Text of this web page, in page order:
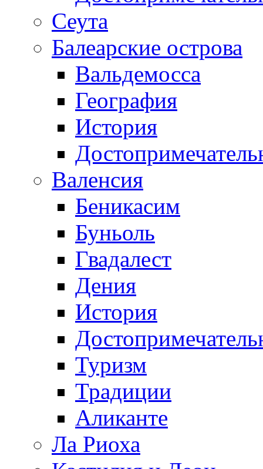
Сеута
Балеарские острова
Вальдемосса
География
История
Валенсия
Беникасим
Буньоль
Гвадалест
Дения
История
Туризм
Традиции
Аликанте
Ла Риоха